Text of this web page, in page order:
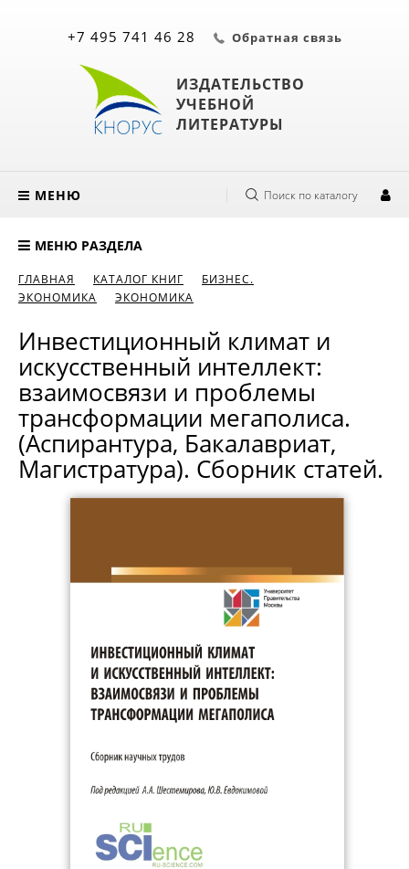
ИЗДАТЕЛЬСТВО
УЧЕБНОЙ
ЛИТЕРАТУРЫ
+7 495 741 46 28 Обратная связь
МЕНЮ Поиск по каталогу
МЕНЮ РАЗДЕЛА
ГЛАВНАЯ КАТАЛОГ КНИГ
БИЗНЕС.
ЭКОНОМИКА
ЭКОНОМИКА
Инвестиционный климат и
искусственный интеллект:
взаимосвязи и проблемы
трансформации мегаполиса.
(Аспирантура, Бакалавриат,
Магистратура). Сборник статей.